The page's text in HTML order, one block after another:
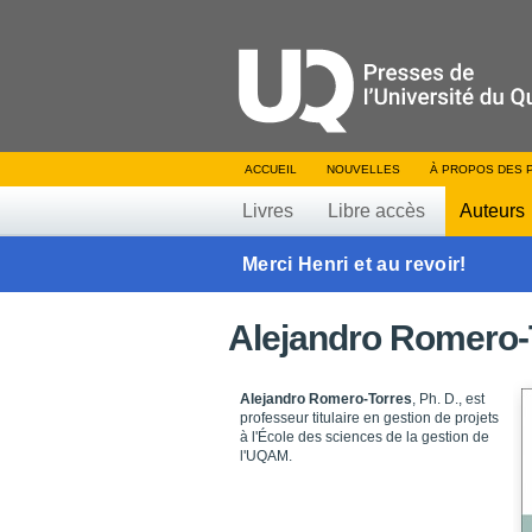
ACCUEIL NOUVELLES À PROPOS DES
Livres Libre accès Auteurs
Merci Henri et au revoir!
Alejandro
Alejandro Romero-Torres, Ph. D., est
professeur titulaire en gestion de projets
à l'École des sciences de la gestion de
l'UQAM.